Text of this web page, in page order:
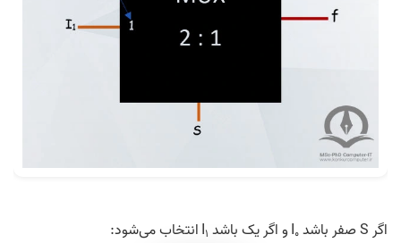
اگر S صفر باشد I 0 و اگر یک باشد I 1 انتخاب می‌شود: